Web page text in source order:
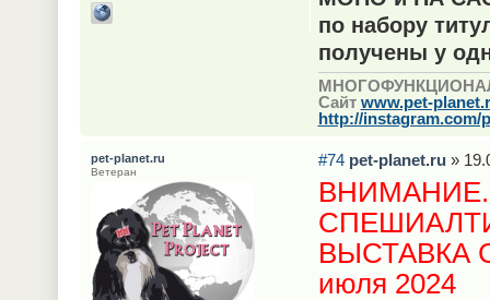
по набору
получены у
Сайт www.pet-
http://instagram.com/
#74 pet-planet.ru »
ВЫСТАВКА
июля 2024
pet-planet.ru
Ветеран